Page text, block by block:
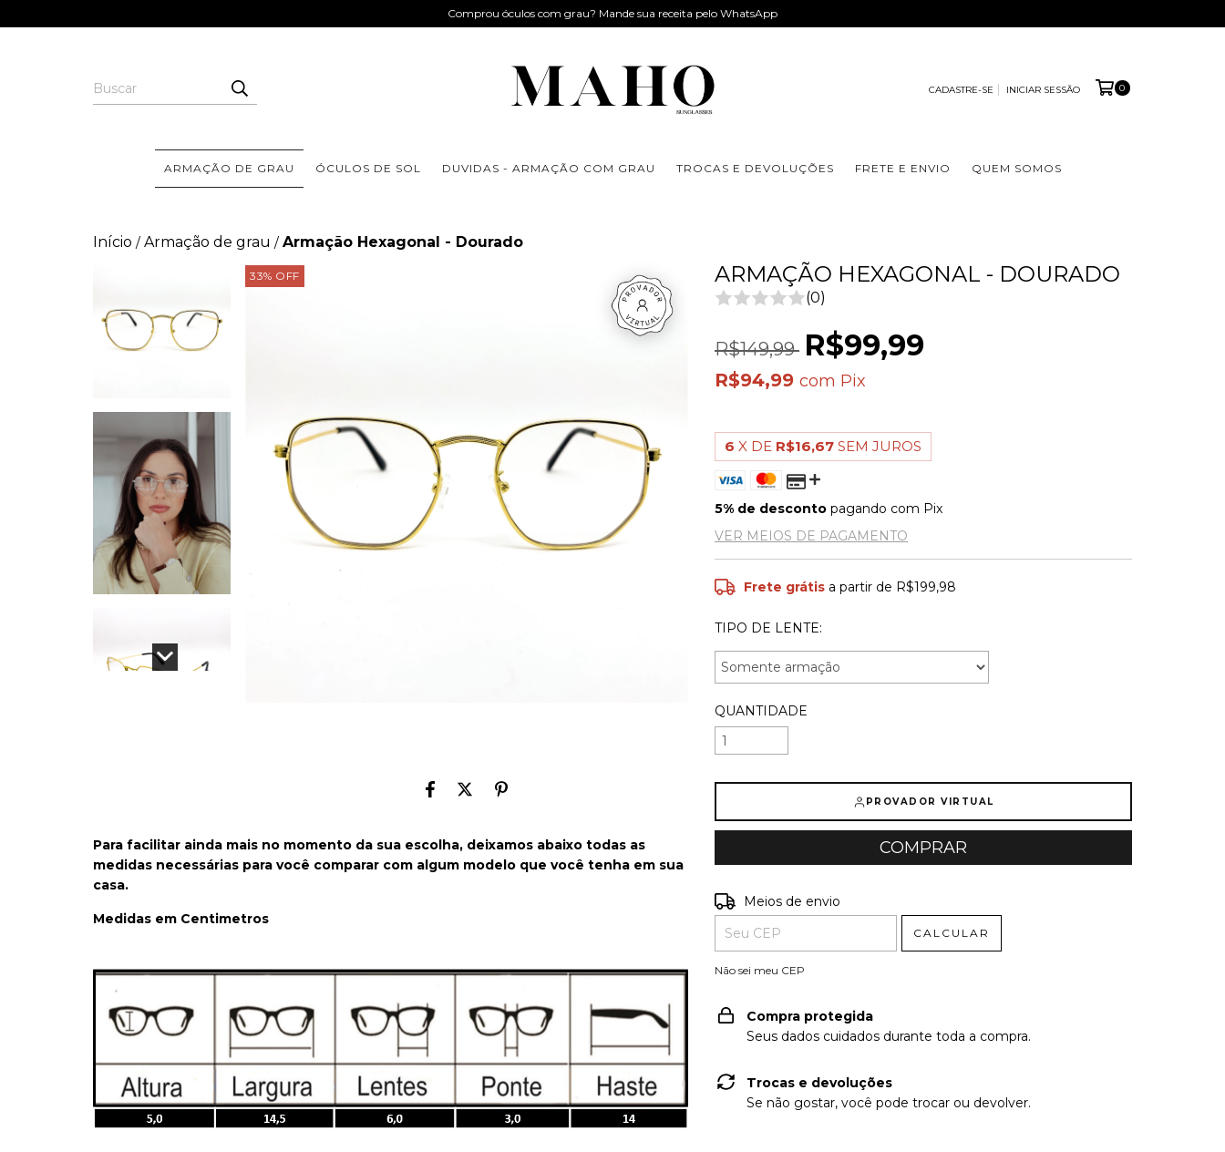
Comprou óculos com grau? Mande sua receita pelo WhatsApp
CADASTRE-SE INICIAR SESSÃO 0
ARMAÇÃO DE GRAU ÓCULOS DE SOL DUVIDAS - ARMAÇÃO COM GRAU TROCAS E DEVOLUÇÕES FRETE E ENVIO QUEM SOMOS
Início / Armação de grau / Armação Hexagonal - Dourado
33% OFF
Para facilitar ainda mais no momento da sua escolha, deixamos abaixo todas as
medidas necessárias para você comparar com algum modelo que você tenha em sua
casa.
Medidas em Centimetros
ARMAÇÃO HEXAGONAL - DOURADO
(0)
R$149,99 R$99,99
R$94,99com Pix
6 X DE R$16,67 SEM JUROS
5% de desconto pagando com Pix
VER MEIOS DE PAGAMENTO
Frete grátis a partir de R$199,98
TIPO DE LENTE:
QUANTIDADE
PROVADOR VIRTUAL
Entregas para o CEP:
Meios de envio
CALCULAR
Não sei meu CEP
Compra protegida
Seus dados cuidados durante toda a compra.
Trocas e devoluções
Se não gostar, você pode trocar ou devolver.